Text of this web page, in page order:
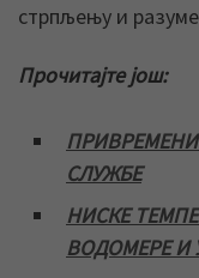
стрпљењу и
Прочитајте још:
СЛУЖБЕ
НИСКЕ
ВОДОМЕРЕ И